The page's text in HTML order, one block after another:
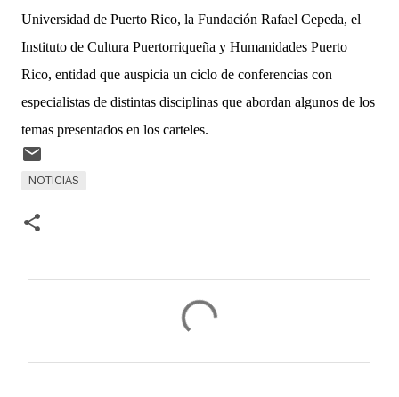
Universidad de Puerto Rico, la Fundación Rafael Cepeda, el
Instituto de Cultura Puertorriqueña y Humanidades Puerto
Rico, entidad que auspicia un ciclo de conferencias con
especialistas de distintas disciplinas que abordan algunos de los
temas presentados en los carteles.
NOTICIAS